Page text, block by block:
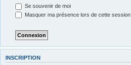
Se souvenir de moi
Masquer ma présence lors de cette session
INSCRIPTION